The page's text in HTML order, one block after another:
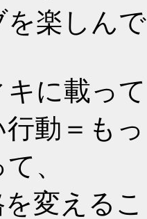
を楽しん
に載っ
動＝も
、
を変える